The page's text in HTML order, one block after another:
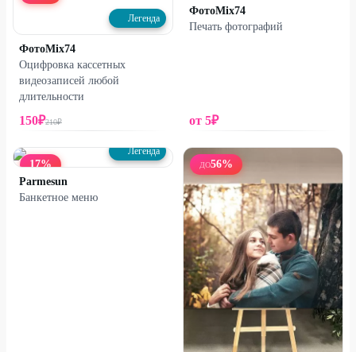
Легенда
ФотоMix74
Оцифровка кассетных
видеозаписей любой
длительности
150₽210₽
ФотоMix74
Печать фотографий
от 5₽
17%
Легенда
Parmesun
Банкетное меню
ДО56%